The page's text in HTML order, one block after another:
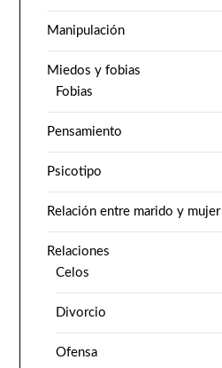
Manipulación
Miedos y fobias
Fobias
Pensamiento
Psicotipo
Relación entre marido y mujer
Relaciones
Celos
Divorcio
Ofensa